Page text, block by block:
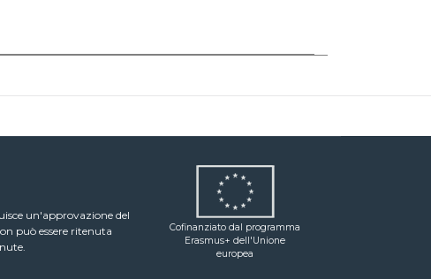
un'approvazione del
può essere ritenuta
Cofinanziato dal programma
Erasmus+ dell'Unione
europea